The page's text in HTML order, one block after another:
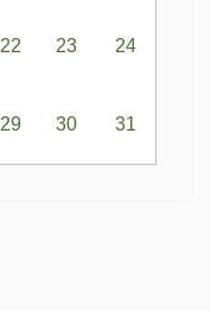
22 23 24
29 30 31